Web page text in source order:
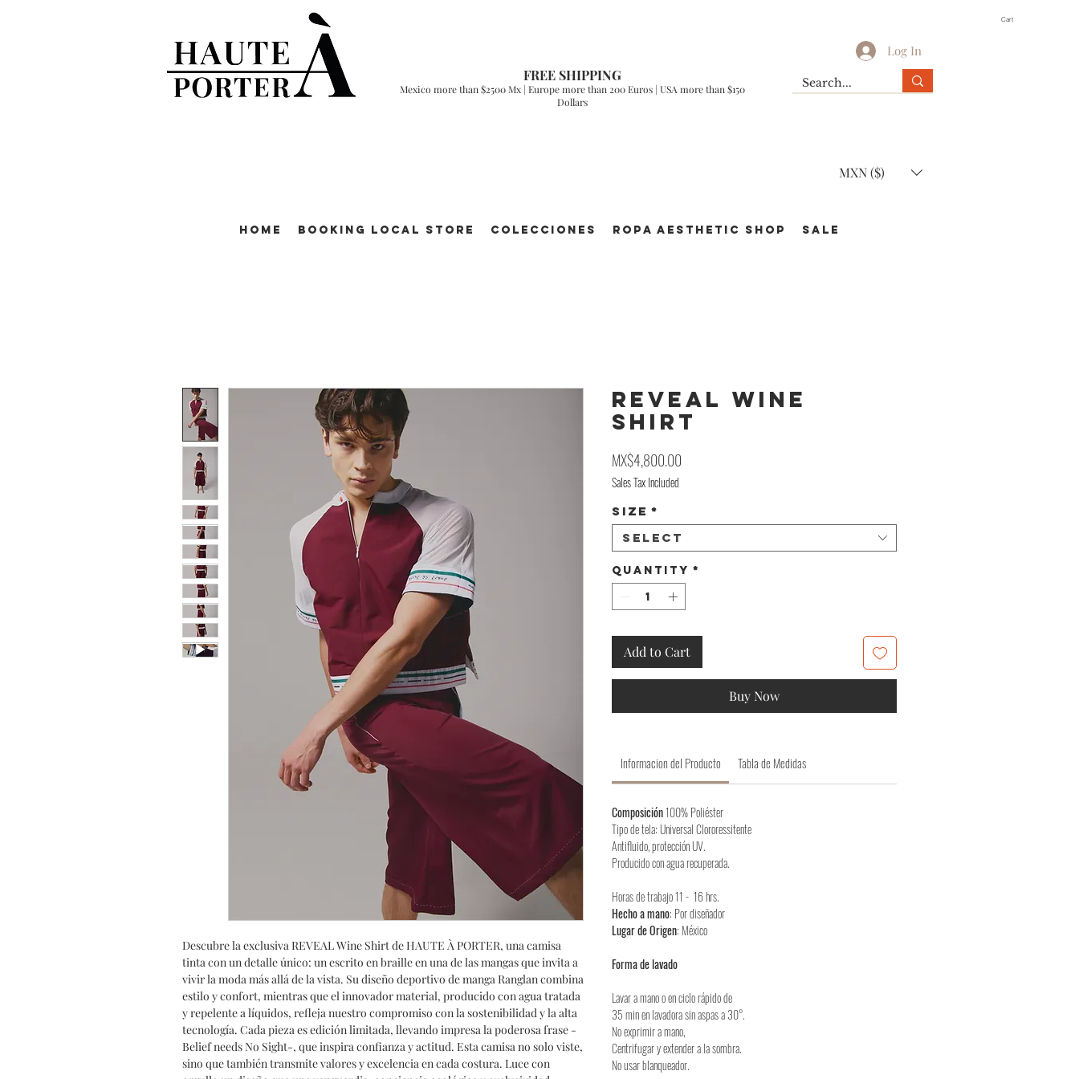
Cart
FREE SHIPPING
Mexico more than $2500 Mx | Europe more than 200 Euros | USA more than $150
Dollars
Log In
MXN ($)
Home Booking Local Store Colecciones ROPA AESTHETIC Shop SALE
Descubre la exclusiva REVEAL Wine Shirt de HAUTE À PORTER, una camisa
tinta con un detalle único: un escrito en braille en una de las mangas que invita a
vivir la moda más allá de la vista. Su diseño deportivo de manga Ranglan combina
estilo y confort, mientras que el innovador material, producido con agua tratada
y repelente a líquidos, refleja nuestro compromiso con la sostenibilidad y la alta
tecnología. Cada pieza es edición limitada, llevando impresa la poderosa frase -
Belief needs No Sight-, que inspira confianza y actitud. Esta camisa no solo viste,
sino que también transmite valores y excelencia en cada costura. Luce con
REVEAL Wine
Shirt
MX$4,800.00
Sales Tax Included
Size *
Select
Quantity *
Add to Cart
Buy Now
Informacion del Producto Tabla de Medidas
Composición100% Poliéster
Tipo de tela: Universal Clororessitente
Antifluido, protección UV.
Producido con agua recuperada.
Horas de trabajo 11 - 16 hrs.
Hecho a mano: Por diseñador
Lugar de Origen: México
Forma de lavado
Lavar a mano o en ciclo rápido de
35 min en lavadora sin aspas a 30°.
No exprimir a mano,
Centrifugar y extender a la sombra.
No usar blanqueador.